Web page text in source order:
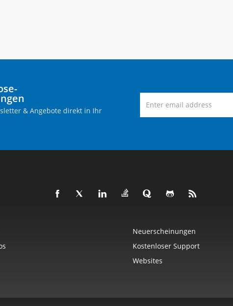
& Angebote direkt in Ihr
Neuerscheinungen
Kostenloser Support
Websites